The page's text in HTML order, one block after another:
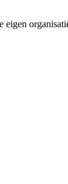
eigen